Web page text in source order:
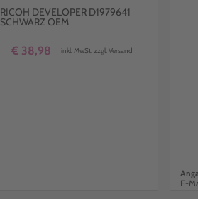
RICOH DEVELOPER D1979641
SCHWARZ OEM
€ 38,98 inkl. MwSt. zzgl. Versand
E-